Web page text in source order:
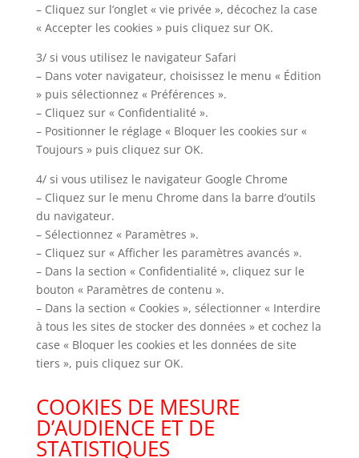
– Cliquez sur l’onglet « vie privée », décochez la case
« Accepter les cookies » puis cliquez sur OK.
3/ si vous utilisez le navigateur Safari
– Dans voter navigateur, choisissez le menu « Édition
» puis sélectionnez « Préférences ».
– Cliquez sur « Confidentialité ».
– Positionner le réglage « Bloquer les cookies sur «
Toujours » puis cliquez sur OK.
4/ si vous utilisez le navigateur Google Chrome
– Cliquez sur le menu Chrome dans la barre d’outils
du navigateur.
– Sélectionnez « Paramètres ».
– Cliquez sur « Afficher les paramètres avancés ».
– Dans la section « Confidentialité », cliquez sur le
bouton « Paramètres de contenu ».
– Dans la section « Cookies », sélectionner « Interdire
à tous les sites de stocker des données » et cochez la
case « Bloquer les cookies et les données de site
tiers », puis cliquez sur OK.
COOKIES DE MESURE
D’AUDIENCE ET DE
STATISTIQUES